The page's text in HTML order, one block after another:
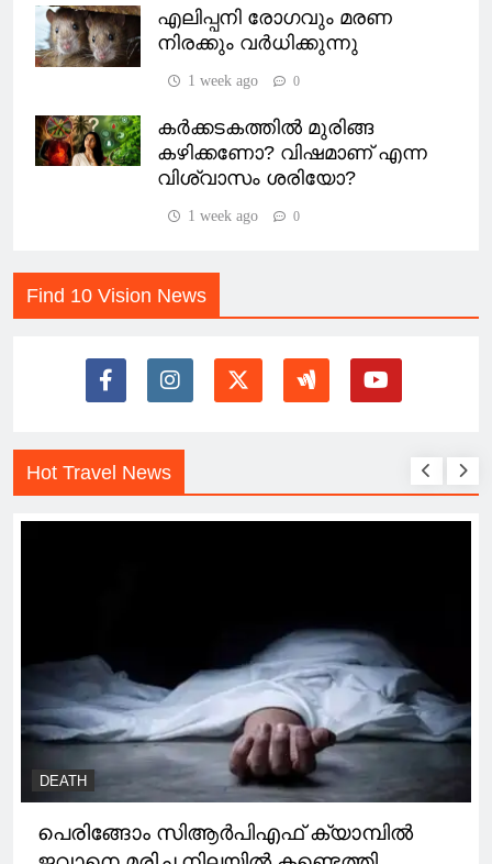
എലിപ്പനി രോഗവും മരണ
നിരക്കും വർധിക്കുന്നു
1 week ago 0
കർക്കടകത്തിൽ മുരിങ്ങ
കഴിക്കണോ? വിഷമാണ് എന്ന
വിശ്വാസം ശരിയോ?
1 week ago 0
Find 10 Vision News
Hot Travel News
DEATH
പെരിങ്ങോം സിആർപിഎഫ് ക്യാമ്പിൽ